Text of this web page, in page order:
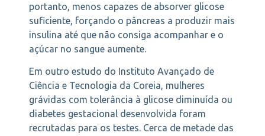
portanto, menos capazes de absorver glicose
suficiente, forçando o pâncreas a produzir mais
insulina até que não consiga acompanhar e o
açúcar no sangue aumente.
Em outro estudo do Instituto Avançado de
Ciência e Tecnologia da Coreia, mulheres
grávidas com tolerância à glicose diminuída ou
diabetes gestacional desenvolvida foram
recrutadas para os testes. Cerca de metade das